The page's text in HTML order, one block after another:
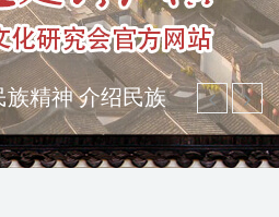
精神 介绍民族
澳侨 坚持古为